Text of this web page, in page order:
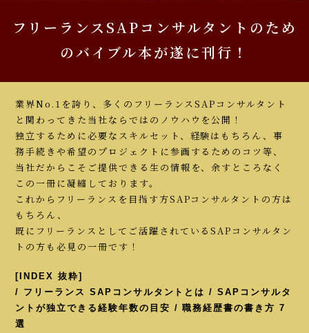
フリーランスSAPコンサルタントのため
のバイブル本が遂に刊行！
業界No.1を誇り、多くのフリーランスSAPコンサルタント
と関わってきた当社ならではのノウハウを公開！
独立するために必要なスキルセット、経験はもちろん、事
務手続きや希望のプロジェクトに参画するためのコツ等、
当社だからこそご提供できる生の情報を、余すところなく
この一冊に凝縮しております。
これからフリーランスを目指す方SAPコンサルタントの方は
もちろん、
既にフリーランスとしてご活躍されているSAPコンサルタン
トの方も必見の一冊です！
[INDEX 抜粋]
/ フリーランス SAPコンサルタントとは / SAPコンサルタ
ントが独立できる経験年数の目安 / 職務経歴書の書き方 7
選